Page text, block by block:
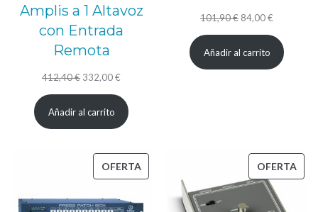
Amplis a 1 Altavoz
con Entrada
Remota
412,40€ El
precio
original
412,40 €.
332,00€
precio
actual
332,00 €.
Añadir al carrito
101,90€ El
precio
original
84,00€
precio
actual
Añadir al carrito
OFERTAPRODUCTO
OFERTA
OFERTA